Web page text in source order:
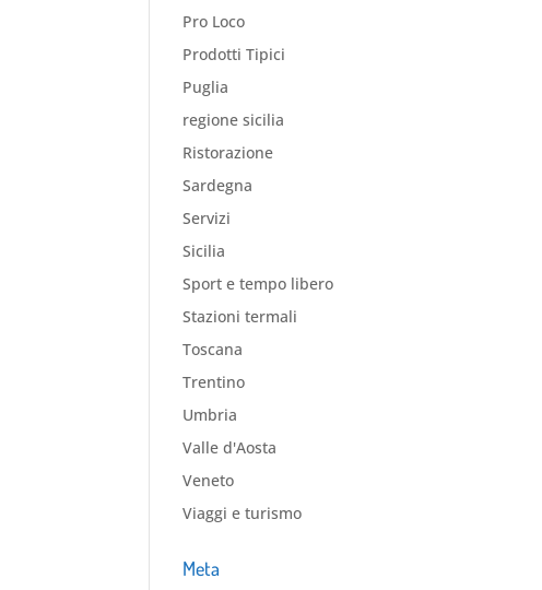
Pro Loco
Prodotti Tipici
Puglia
regione sicilia
Ristorazione
Sardegna
Servizi
Sicilia
Sport e tempo libero
Stazioni termali
Toscana
Trentino
Umbria
Valle d'Aosta
Veneto
Viaggi e turismo
Meta